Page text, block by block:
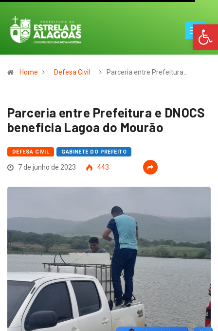
Home Defesa Civil Parceria entre Prefeitura…
Parceria entre Prefeitura e DNOCS
beneficia Lagoa do Mourão
DEFESA CIVIL GABINETE DO PREFEITO
7 de junho de 2023 443